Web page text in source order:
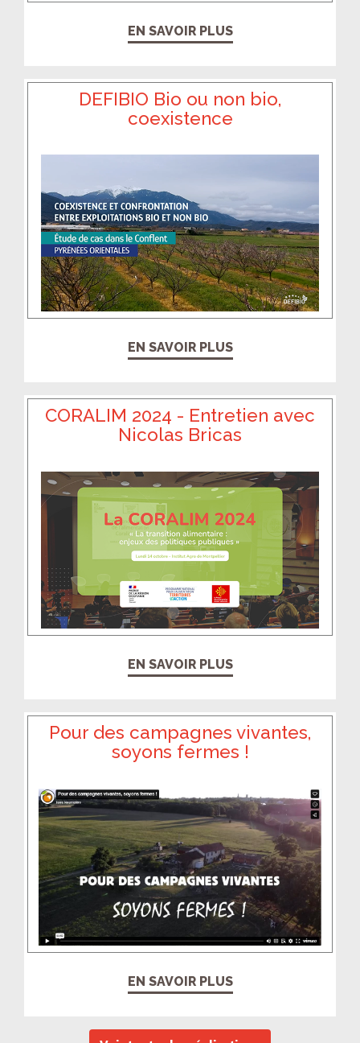
EN SAVOIR PLUS
DEFIBIO Bio ou non bio,
coexistence
EN SAVOIR PLUS
CORALIM 2024 - Entretien avec
Nicolas Bricas
EN SAVOIR PLUS
Pour des campagnes vivantes,
soyons fermes !
EN SAVOIR PLUS